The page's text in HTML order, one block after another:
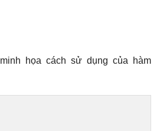
họa cách sử dụng của hàm